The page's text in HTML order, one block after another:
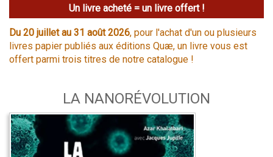
Un livre acheté = un livre offert !
Du 20 juillet au 31 août 2026, pour l'achat d'un ou plusieurs
livres papier publiés aux éditions Quæ, un livre vous est
offert parmi trois titres de notre catalogue !
LA NANORÉVOLUTION